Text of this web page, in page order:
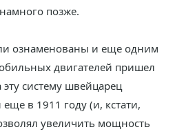
позже.
ознаменованы и еще одним
двигателей пришел
систему швейцарец
в 1911 году (и, кстати,
увеличить мощность